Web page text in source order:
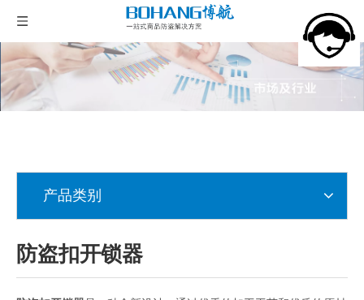
产品类别
防盗扣开锁器